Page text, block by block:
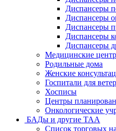
Диспансеры
Диспансеры
Диспансеры
Диспансеры
Диспансеры
Медицинские
Родильные дома
Женские
Госпитали для
Хосписы
Центры
Онкологические
БАДы и другие ТАА
Список торговых